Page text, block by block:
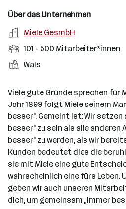
s
r
t
n
e
b
n
s
m
o
d
e
t
o
t
u
s
f
l
e
r
f
n
e
S
l
l
e
n
Über das Unternehmen
A
r
e
t
g
e
b
e
r
Miele GesmbH
M
i
t
r
b
e
i
t
e
r
*
i
n
101 - 500 Mitarbeiter*innen
S
a
n
d
o
r
t
e
Wals
Viele gute Gründe sprechen für
Jahr 1899 folgt Miele seinem
besser". Gemeint ist: Wir setzen
besser" zu sein als alle anderen
besser" zu werden, als wir
Kunden bedeutet dies die
sie mit Miele eine gute
wahrscheinlich eine fürs Leben.
geben wir auch unseren
dich, um gemeinsam „Immer